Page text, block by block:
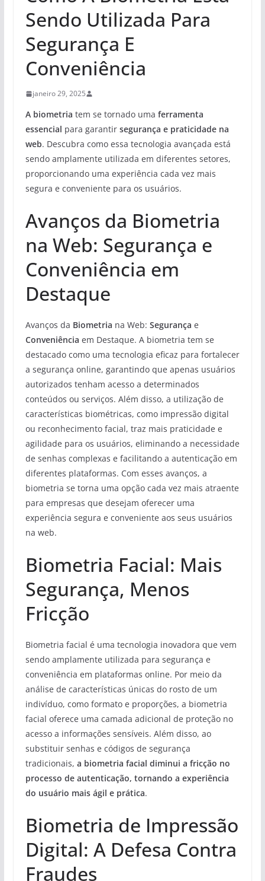
Sendo Utilizada Para
Segurança E
Conveniência
janeiro 29, 2025
A biometria tem se tornado uma ferramenta
essencial para garantir segurança e praticidade na
web. Descubra como essa tecnologia avançada está
sendo amplamente utilizada em diferentes setores,
proporcionando uma experiência cada vez mais
segura e conveniente para os usuários.
Avanços da Biometria
na Web: Segurança e
Conveniência em
Destaque
Avanços da Biometria na Web: Segurança e
Conveniência em Destaque. A biometria tem se
destacado como uma tecnologia eficaz para fortalecer
a segurança online, garantindo que apenas usuários
autorizados tenham acesso a determinados
conteúdos ou serviços. Além disso, a utilização de
características biométricas, como impressão digital
ou reconhecimento facial, traz mais praticidade e
agilidade para os usuários, eliminando a necessidade
de senhas complexas e facilitando a autenticação em
diferentes plataformas. Com esses avanços, a
biometria se torna uma opção cada vez mais atraente
para empresas que desejam oferecer uma
experiência segura e conveniente aos seus usuários
na web.
Biometria Facial: Mais
Segurança, Menos
Fricção
Biometria facial é uma tecnologia inovadora que vem
sendo amplamente utilizada para segurança e
conveniência em plataformas online. Por meio da
análise de características únicas do rosto de um
indivíduo, como formato e proporções, a biometria
facial oferece uma camada adicional de proteção no
acesso a informações sensíveis. Além disso, ao
substituir senhas e códigos de segurança
tradicionais, a biometria facial diminui a fricção no
processo de autenticação, tornando a experiência
do usuário mais ágil e prática.
Biometria de Impressão
Digital: A Defesa Contra
Fraudes